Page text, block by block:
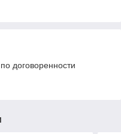
договоренности